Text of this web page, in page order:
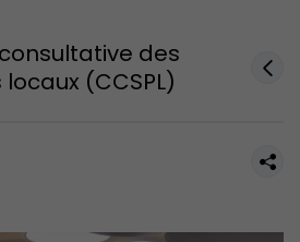
des
(CCSPL)